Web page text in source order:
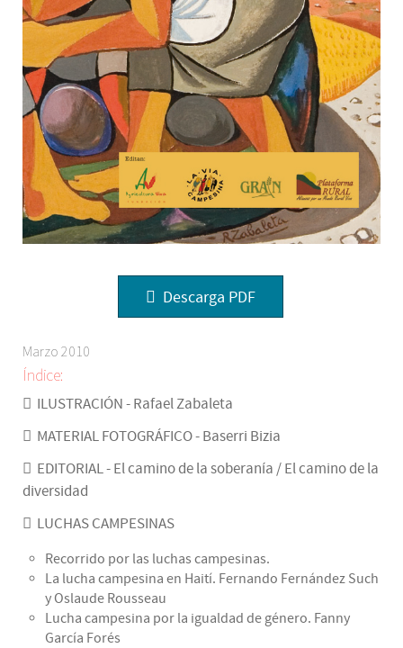
Descarga PDF
Marzo 2010
Índice:
ILUSTRACIÓN - Rafael Zabaleta
MATERIAL FOTOGRÁFICO - Baserri Bizia
EDITORIAL - El camino de la soberanía / El camino de la
diversidad
LUCHAS CAMPESINAS
Recorrido por las luchas campesinas.
La lucha campesina en Haití. Fernando Fernández Such
y Oslaude Rousseau
Lucha campesina por la igualdad de género. Fanny
García Forés